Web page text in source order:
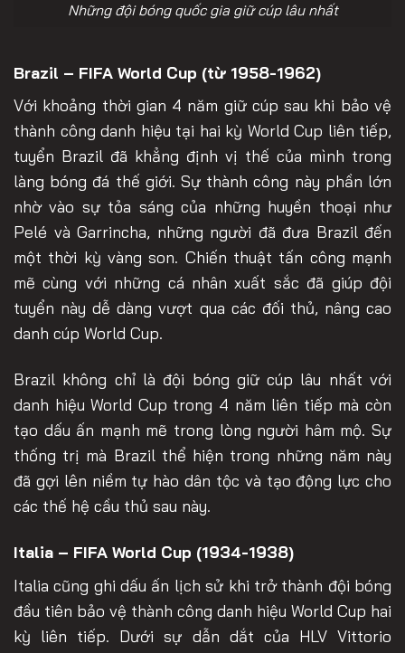
Những đội bóng quốc gia giữ cúp lâu nhất
Brazil – FIFA World Cup (từ 1958-1962)
Với khoảng thời gian 4 năm giữ cúp sau khi bảo vệ
thành công danh hiệu tại hai kỳ World Cup liên tiếp,
tuyển Brazil đã khẳng định vị thế của mình trong
làng bóng đá thế giới. Sự thành công này phần lớn
nhờ vào sự tỏa sáng của những huyền thoại như
Pelé và Garrincha, những người đã đưa Brazil đến
một thời kỳ vàng son. Chiến thuật tấn công mạnh
mẽ cùng với những cá nhân xuất sắc đã giúp đội
tuyển này dễ dàng vượt qua các đối thủ, nâng cao
danh cúp World Cup.
Brazil không chỉ là đội bóng giữ cúp lâu nhất với
danh hiệu World Cup trong 4 năm liên tiếp mà còn
tạo dấu ấn mạnh mẽ trong lòng người hâm mộ. Sự
thống trị mà Brazil thể hiện trong những năm này
đã gợi lên niềm tự hào dân tộc và tạo động lực cho
các thế hệ cầu thủ sau này.
Italia – FIFA World Cup (1934-1938)
Italia cũng ghi dấu ấn lịch sử khi trở thành đội bóng
đầu tiên bảo vệ thành công danh hiệu World Cup hai
kỳ liên tiếp. Dưới sự dẫn dắt của HLV Vittorio